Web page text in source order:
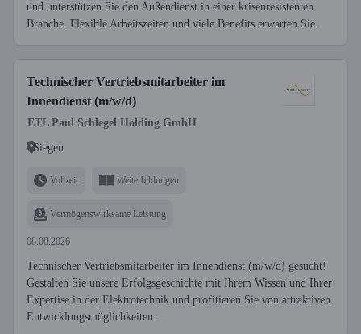
und unterstützen Sie den Außendienst in einer krisenresistenten
Branche. Flexible Arbeitszeiten und viele Benefits erwarten Sie.
Technischer Vertriebsmitarbeiter im
Innendienst (m/w/d)
ETL Paul Schlegel Holding GmbH
Siegen
Vollzeit Weiterbildungen
Vermögenswirksame Leistung
08.08.2026
Technischer Vertriebsmitarbeiter im Innendienst (m/w/d) gesucht!
Gestalten Sie unsere Erfolgsgeschichte mit Ihrem Wissen und Ihrer
Expertise in der Elektrotechnik und profitieren Sie von attraktiven
Entwicklungsmöglichkeiten.